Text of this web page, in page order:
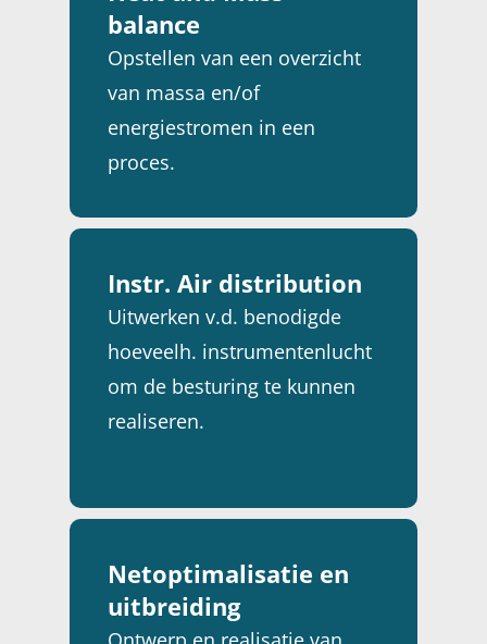
balance
Opstellen van een overzicht
van massa en/of
energiestromen in een
proces.
Instr. Air distribution
Uitwerken v.d. benodigde
hoeveelh. instrumentenlucht
om de besturing te kunnen
realiseren.
Netoptimalisatie en
uitbreiding
PROJECT
SERVICE &